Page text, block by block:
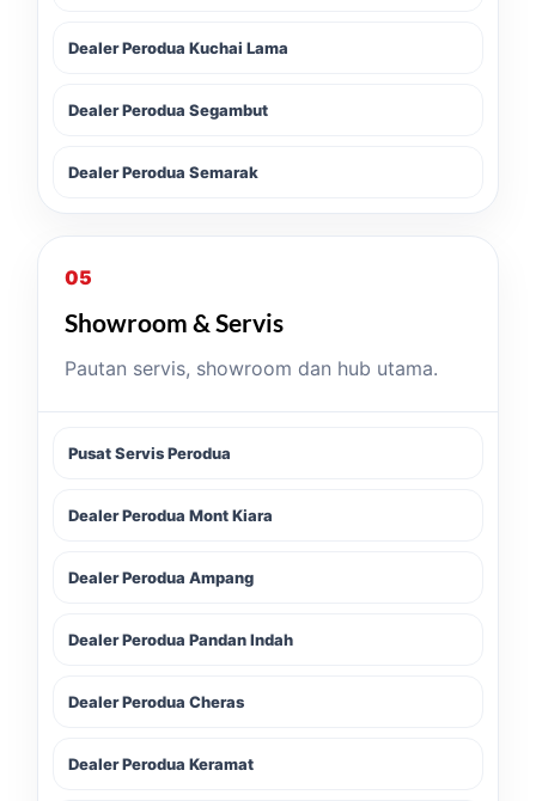
Dealer Perodua Kuchai Lama
Dealer Perodua Segambut
Dealer Perodua Semarak
05
Showroom & Servis
Pautan servis, showroom dan hub utama.
Pusat Servis Perodua
Dealer Perodua Mont Kiara
Dealer Perodua Ampang
Dealer Perodua Pandan Indah
Dealer Perodua Cheras
Dealer Perodua Keramat